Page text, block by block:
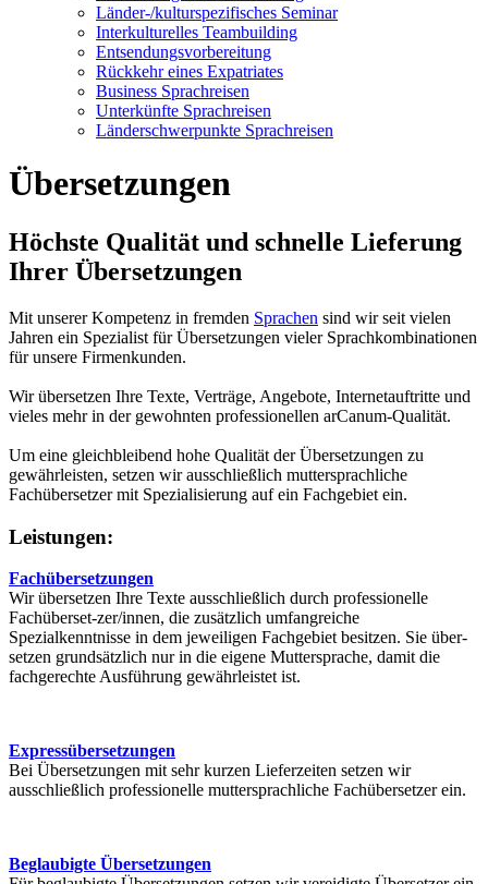
Länder-/kulturspezifisches Seminar
Interkulturelles Teambuilding
Entsendungsvorbereitung
Rückkehr eines Expatriates
Business Sprachreisen
Unterkünfte Sprachreisen
Länderschwerpunkte Sprachreisen
Übersetzungen
Höchste Qualität und schnelle Lieferung
Ihrer Übersetzungen
Mit unserer Kompetenz in fremden Sprachen sind wir seit vielen
Jahren ein Spezialist für Übersetzungen vieler Sprachkombinationen
für unsere Firmenkunden.
Wir übersetzen Ihre Texte, Verträge, Angebote, Internetauftritte und
vieles mehr in der gewohnten professionellen arCanum-Qualität.
Um eine gleichbleibend hohe Qualität der Übersetzungen zu
gewährleisten, setzen wir ausschließlich muttersprachliche
Fachübersetzer mit Spezialisierung auf ein Fachgebiet ein.
Leistungen:
Fachübersetzungen
Wir übersetzen Ihre Texte ausschließlich durch professionelle
Fachüberset-zer/innen, die zusätzlich umfangreiche
Spezialkenntnisse in dem jeweiligen Fachgebiet besitzen. Sie über­
setzen grundsätzlich nur in die eigene Mutter­sprache, damit die
fachgerechte Ausführung gewährleistet ist.
Expressübersetzungen
Bei Übersetzungen mit sehr kurzen Lieferzeiten setzen wir
ausschließlich professionelle muttersprachliche Fachübersetzer ein.
Beglaubigte Übersetzungen